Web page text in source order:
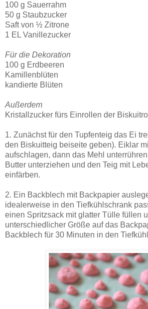
100 g Sauerrahm
50 g Staubzucker
Saft von ½ Zitrone
1 EL Vanillezucker
Für die Dekoration
100 g Erdbeeren
Kamillenblüten
kandierte Blüten
Außerdem
Kristallzucker fürs Einrollen der
1. Zunächst für den Tupfenteig das Ei
den Biskuitteig beiseite geben). Eiklar
aufschlagen, dann das Mehl
Butter unterziehen und den Teig mit
einfärben.
2. Ein Backblech mit Backpapier
idealerweise in den Tiefkühlschrank
einen Spritzsack mit glatter Tülle füllen
unterschiedlicher Größe auf das
Backblech für 30 Minuten in den